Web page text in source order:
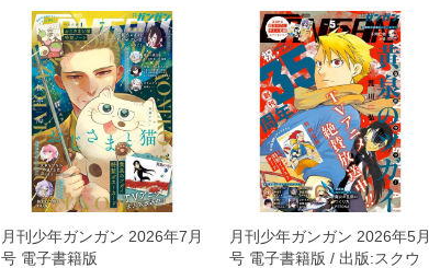
月刊少年ガンガン 2026年7月
号 電子書籍版
月刊少年ガンガン 2026年5月
号 電子書籍版 / 出版:スクウ